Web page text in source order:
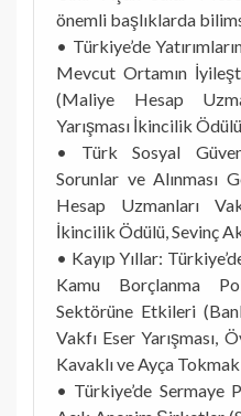
önemli başlıklarda
• Türkiye’de
Mevcut Ortamın
(Maliye Hesap
Yarışması İkincilik
• Türk Sosyal
Sorunlar ve Alınması
Hesap Uzmanları
İkincilik Ödülü, Sevinç
• Kayıp Yıllar:
Kamu Borçlanma
Sektörüne Etkileri
Vakfı Eser Yarışması,
Kavaklı ve Ayça
• Türkiye’de Sermaye